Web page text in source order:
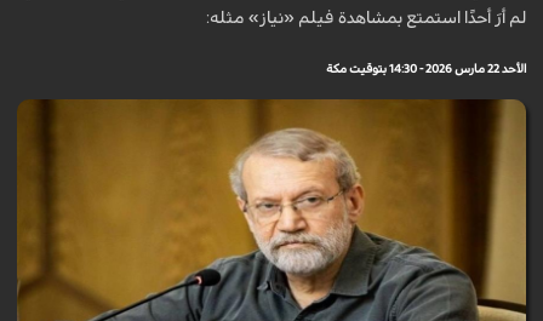
لم أرَ أحدًا استمتع بمشاهدة فيلم «نياز» مثله:
الأحد 22 مارس 2026 - 14:30 بتوقيت مكة